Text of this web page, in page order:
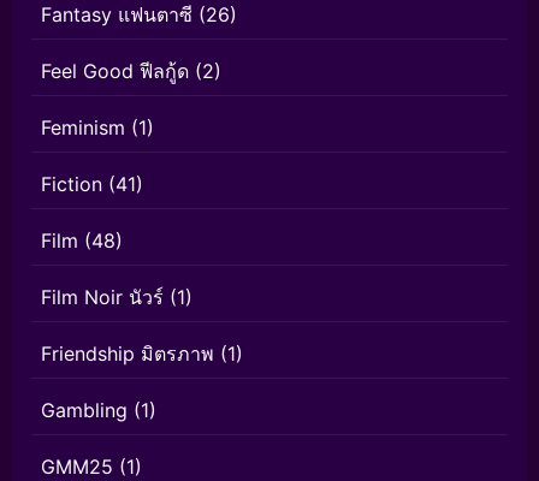
Fantasy แฟนตาซี (26)
Feel Good ฟีลกู้ด (2)
Feminism (1)
Fiction (41)
Film (48)
Film Noir นัวร์ (1)
Friendship มิตรภาพ (1)
Gambling (1)
GMM25 (1)